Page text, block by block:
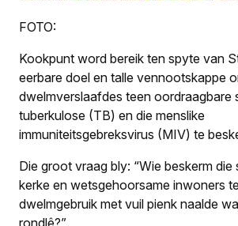
FOTO:
Kookpunt word bereik ten spyte van
eerbare doel en talle vennootskappe
dwelmverslaafdes teen oordraagbare
tuberkulose (TB) en die menslike
immuniteitsgebreksvirus (MIV) te
Die groot vraag bly: “Wie beskerm die
kerke en wetsgehoorsame inwoners
dwelmgebruik met vuil pienk naalde
rondlê?”